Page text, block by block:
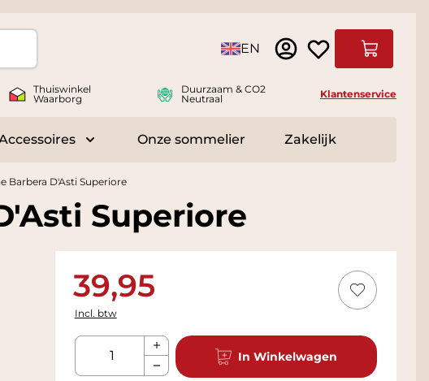
Taal EN
Thuiswinkel
Waarborg
Duurzaam & CO2
Neutraal
Klantenservice
for Delicatessen
Toggle submenu for Accessoires
Onze sommelier Zakelijk
Barbera D'Asti Superiore
Superiore
39,95
Incl. btw
Aantal
In Winkelwagen